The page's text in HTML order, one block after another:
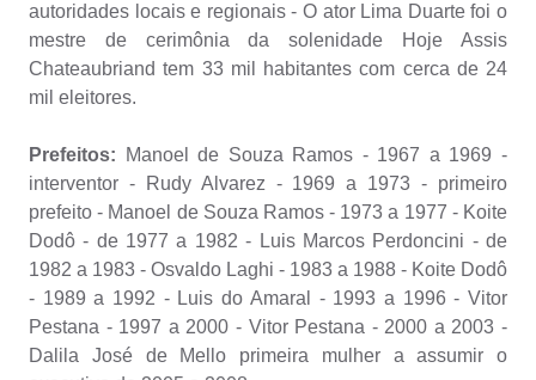
autoridades locais e regionais - O ator Lima Duarte foi o
mestre de cerimônia da solenidade Hoje Assis
Chateaubriand tem 33 mil habitantes com cerca de 24
mil eleitores.
Prefeitos: Manoel de Souza Ramos - 1967 a 1969 -
interventor - Rudy Alvarez - 1969 a 1973 - primeiro
prefeito - Manoel de Souza Ramos - 1973 a 1977 - Koite
Dodô - de 1977 a 1982 - Luis Marcos Perdoncini - de
1982 a 1983 - Osvaldo Laghi - 1983 a 1988 - Koite Dodô
- 1989 a 1992 - Luis do Amaral - 1993 a 1996 - Vitor
Pestana - 1997 a 2000 - Vitor Pestana - 2000 a 2003 -
Dalila José de Mello primeira mulher a assumir o